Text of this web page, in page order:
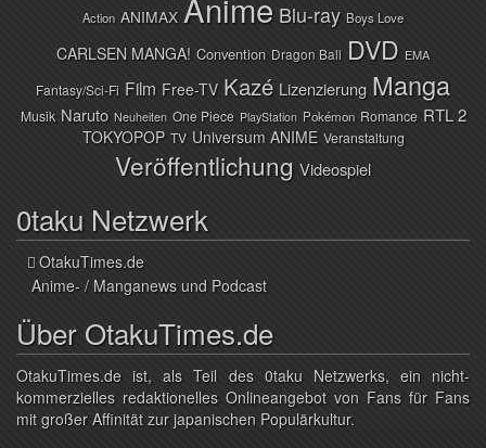
Action ANIMAX Blu-ray Boys Love
CARLSEN MANGA! Convention Dragon Ball DVD EMA
Fantasy/Sci-Fi Film Free-TV Kazé Lizenzierung Manga
Musik Naruto Neuheiten One Piece PlayStation Pokémon Romance RTL 2
TOKYOPOP TV Universum ANIME Veranstaltung
Veröffentlichung Videospiel
0taku Netzwerk
OtakuTimes.de
Anime- / Manganews und Podcast
Über OtakuTimes.de
OtakuTimes.de ist, als Teil des 0taku Netzwerks, ein nicht-
kommerzielles redaktionelles Onlineangebot von Fans für Fans
mit großer Affinität zur japanischen Populärkultur.